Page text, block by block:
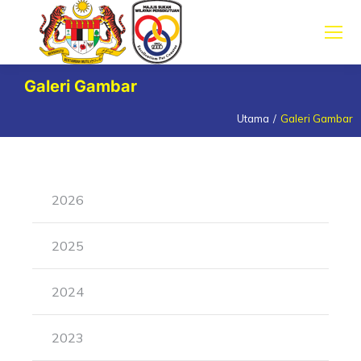
Galeri Gambar
Utama Galeri Gambar
2026
2025
2024
2023